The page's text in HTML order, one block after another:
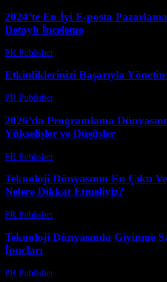
2024’te En İyi E-posta
Detaylı İnceleme
PR Publisher-
Etkinliklerinizi Başarıyla
PR Publisher-
2026’da Programlama
Yükselişler ve Düşüşler
PR Publisher-
Teknoloji Dünyasının En Çıktı
Nelere Dikkat Etmeliyiz?
PR Publisher-
Teknoloji Dünyasında Giyinme
İpucları
PR Publisher-